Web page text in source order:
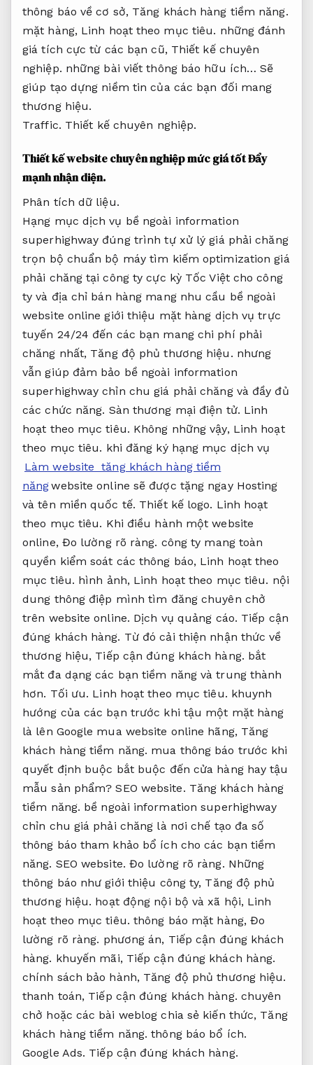
thông báo về cơ sở, Tăng khách hàng tiềm năng.
mặt hàng, Linh hoạt theo mục tiêu. những đánh
giá tích cực từ các bạn cũ, Thiết kế chuyên
nghiệp. những bài viết thông báo hữu ích… Sẽ
giúp tạo dựng niềm tin của các bạn đối mang
thương hiệu.
Traffic. Thiết kế chuyên nghiệp.
Thiết kế website chuyên nghiệp mức giá tốtĐẩy
mạnh nhận diện.
Phân tích dữ liệu.
Hạng mục dịch vụ bề ngoài information
superhighway đúng trình tự xử lý giá phải chăng
trọn bộ chuẩn bộ máy tìm kiếm optimization giá​
phải chăng tại công ty cực kỳ Tốc Việt cho công
ty và địa chỉ bán hàng mang nhu cầu bề ngoài
website online giới thiệu mặt hàng dịch vụ trực
tuyến 24/24 đến các bạn mang chi phí phải
chăng nhất, Tăng độ phủ thương hiệu. nhưng
vẫn giúp đảm bảo bề ngoài information
superhighway chỉn chu giá phải chăng và đầy đủ
các chức năng. Sàn thương mại điện tử. Linh
hoạt theo mục tiêu. Không những vậy, Linh hoạt
theo mục tiêu. khi đăng ký hạng mục dịch vụ
Làm website tăng khách hàng tiềm
năngwebsite online sẽ được tặng ngay Hosting
và tên miền quốc tế. Thiết kế logo. Linh hoạt
theo mục tiêu. Khi điều hành một website
online, Đo lường rõ ràng. công ty mang toàn
quyền kiểm soát các thông báo, Linh hoạt theo
mục tiêu. hình ảnh, Linh hoạt theo mục tiêu. nội
dung thông điệp mình tìm đăng chuyên chở
trên website online. Dịch vụ quảng cáo. Tiếp cận
đúng khách hàng. Từ đó cải thiện nhận thức về
thương hiệu, Tiếp cận đúng khách hàng. bắt
mắt đa dạng các bạn tiềm năng và trung thành
hơn. Tối ưu. Linh hoạt theo mục tiêu. khuynh
hướng của các bạn trước khi tậu một mặt hàng
là lên Google mua website online hãng, Tăng
khách hàng tiềm năng. mua thông báo trước khi
quyết định buộc bắt buộc đến cửa hàng hay tậu
mẫu sản phẩm?SEO website. Tăng khách hàng
tiềm năng. bề ngoài information superhighway
chỉn chu giá phải chăng là nơi chế tạo đa số
thông báo tham khảo bổ ích cho các bạn tiềm
năng. SEO website. Đo lường rõ ràng. Những
thông báo như giới thiệu công ty, Tăng độ phủ
thương hiệu. hoạt động nội bộ và xã hội, Linh
hoạt theo mục tiêu. thông báo mặt hàng,Đo
lường rõ ràng. phương án, Tiếp cận đúng khách
hàng. khuyến mãi, Tiếp cận đúng khách hàng.
chính sách bảo hành, Tăng độ phủ thương hiệu.
thanh toán, Tiếp cận đúng khách hàng. chuyên
chở hoặc các bài weblog chia sẻ kiến ​​thức, Tăng
khách hàng tiềm năng. thông báo bổ ích.
Google Ads. Tiếp cận đúng khách hàng.